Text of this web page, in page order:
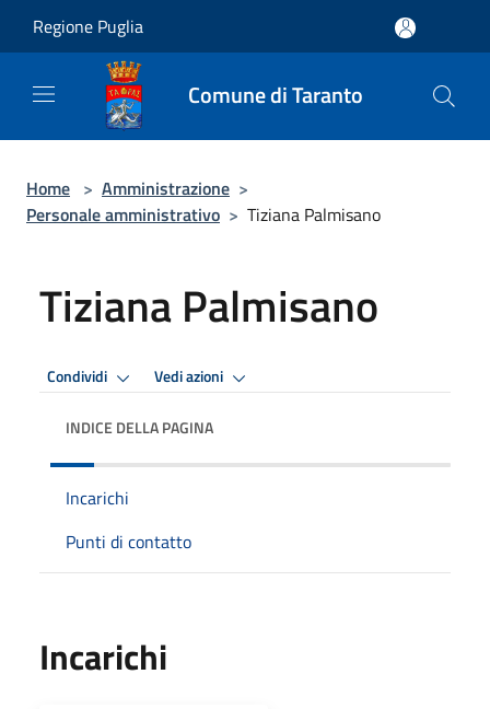
Regione Puglia
Comune di Taranto
Home > Amministrazione >
Personale amministrativo > Tiziana Palmisano
Tiziana Palmisano
Condividi Vedi azioni
INDICE DELLA PAGINA
Incarichi
Punti di contatto
Incarichi